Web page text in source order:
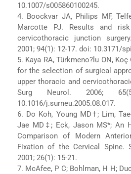
10.1007/s005860100245.
4. Boockvar JA, Philips MF,
Marcotte PJ. Results and
cervicothoracic junction
2001; 94(1): 12-17. doi: 10.3171/
5. Kaya RA, Türkmeno?lu ON,
for the selection of surgical
upper thoracic and
Surg Neurol. 2006;
10.1016/j.surneu.2005.08.017.
6. Do Koh, Young MD†; Lim,
Jae MD‡; Eck, Jason MS*; An
Comparison of Modern
Fixation of the Cervical Spine.
2001; 26(1): 15-21.
7. McAfee, P C; Bohlman, H H;